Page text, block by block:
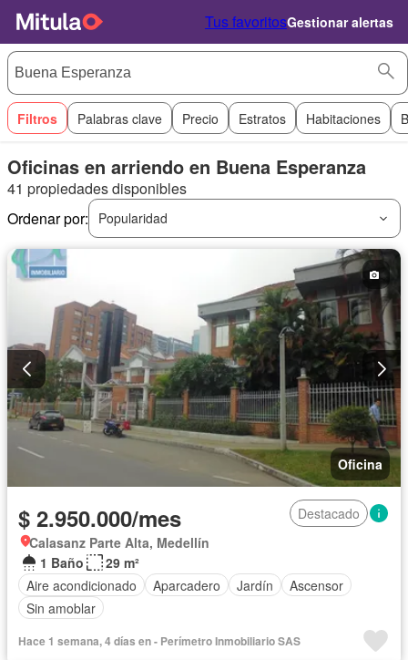
Tus favoritosGestionar alertas
Filtros Palabras clave Precio Estratos Habitaciones
Oficinas en arriendo en Buena Esperanza
41 propiedades disponibles
Ordenar por:
Popularidad
Oficina
$ 2.950.000/mes
Destacado
Calasanz Parte Alta, Medellín
1 Baño
29 m²
Aire acondicionado
Aparcadero Jardín
Ascensor
Sin amoblar
Hace 1 semana, 4 días en - Perímetro Inmobiliario SAS